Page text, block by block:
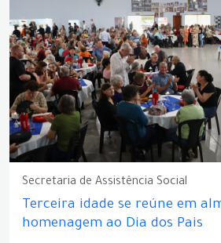
Secretaria de Assistência Social
Terceira idade se reúne em
homenagem ao Dia dos Pais